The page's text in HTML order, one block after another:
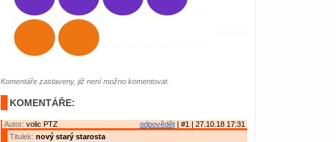
Komentáře zastaveny, již není možno komentovat.
KOMENTÁŘE:
odpovědět| #1 | 27.10.18 17:31
Autor: volic PTZ
Titulek: nový starý starosta